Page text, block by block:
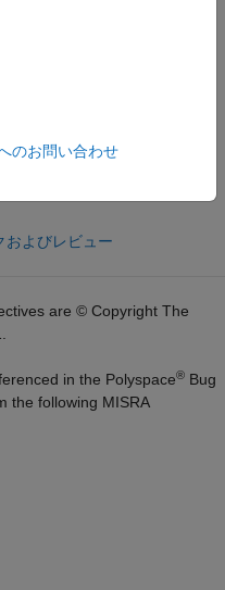
c-2023)
およびレビュー
are © Copyright The
in the Polyspace® Bug
the following MISRA
のお問い合わせ